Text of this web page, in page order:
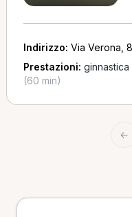
Indirizzo: Via Verona,
Prestazioni:
(60 min)
←